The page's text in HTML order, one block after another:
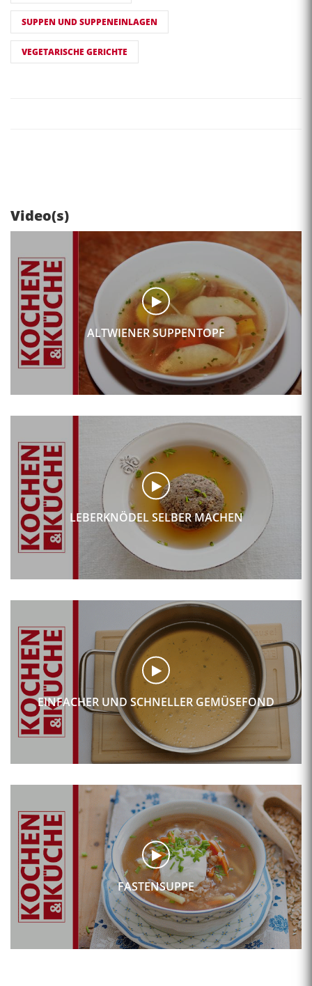
SUPPEN UND SUPPENEINLAGEN
VEGETARISCHE GERICHTE
Video(s)
ALTWIENER SUPPENTOPF
LEBERKNÖDEL SELBER MACHEN
EINFACHER UND SCHNELLER GEMÜSEFOND
FASTENSUPPE